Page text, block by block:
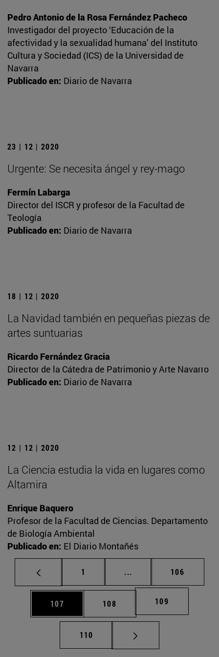
Pedro Antonio de la Rosa Fernández Pacheco
Investigador del proyecto ‘Educación de la
afectividad y la sexualidad humana’ del Instituto
Cultura y Sociedad (ICS) de la Universidad de
Navarra
Publicado en: Diario de Navarra
23 | 12 | 2020
Urgente: Se necesita ángel y rey-mago
Fermín Labarga
Director del ISCR y profesor de la Facultad de
Teología
Publicado en: Diario de Navarra
18 | 12 | 2020
La Navidad también en pequeñas piezas de
artes suntuarias
Ricardo Fernández Gracia
Director de la Cátedra de Patrimonio y Arte Navarro
Publicado en: Diario de Navarra
12 | 12 | 2020
La Ciencia estudia la vida en lugares como
Altamira
Enrique Baquero
Profesor de la Facultad de Ciencias. Departamento
de Biología Ambiental
Publicado en: El Diario Montañés
Página
1 ... Páginas intermedias
Página
106
Página
107 Página
108 Página
109
Página
110